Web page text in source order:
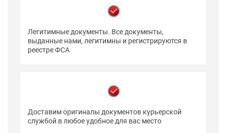
Легитимные документы. Все документы,
выданные нами, легитимны и регистрируются в
реестре ФСА
Доставим оригиналы документов курьерской
службой в любое удобное для вас место